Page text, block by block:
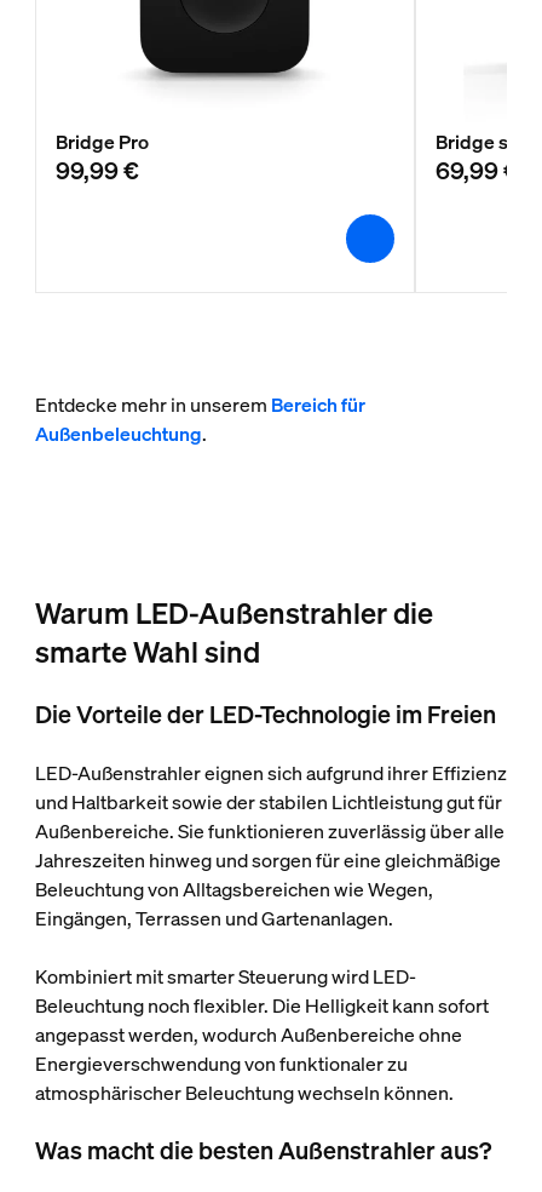
Bridge Pro
99,99 €
Bridge
69,99 €
Entdecke mehr in unserem Bereich für
Außenbeleuchtung.
Warum LED-Außenstrahler die
smarte Wahl sind
Die Vorteile der LED-Technologie im Freien
LED-Außenstrahler eignen sich aufgrund ihrer Effizienz
und Haltbarkeit sowie der stabilen Lichtleistung gut für
Außenbereiche. Sie funktionieren zuverlässig über alle
Jahreszeiten hinweg und sorgen für eine gleichmäßige
Beleuchtung von Alltagsbereichen wie Wegen,
Eingängen, Terrassen und Gartenanlagen.
Kombiniert mit smarter Steuerung wird LED-
Beleuchtung noch flexibler. Die Helligkeit kann sofort
angepasst werden, wodurch Außenbereiche ohne
Energieverschwendung von funktionaler zu
atmosphärischer Beleuchtung wechseln können.
Was macht die besten Außenstrahler aus?